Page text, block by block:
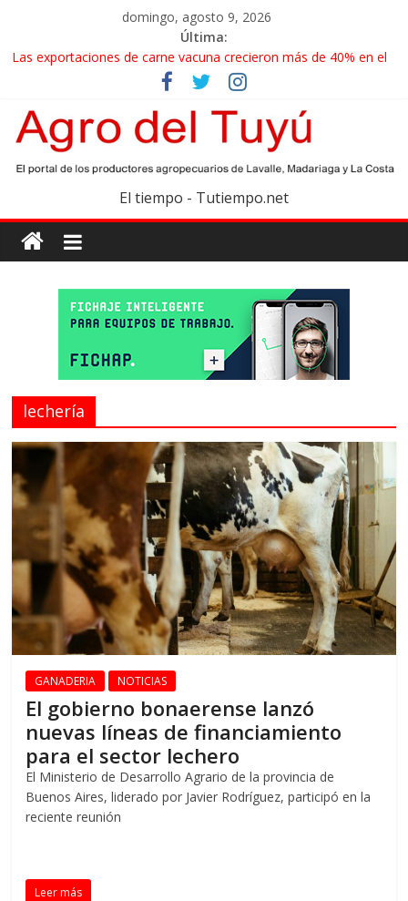
domingo, agosto 9, 2026
Última:
Las exportaciones de carne vacuna crecieron más de 40% en el
La miel, un motor de las economías regionales que enfrenta
nuevos desafíos para exportar
El gobierno bonaerense realizará un censo para actualizar el
mapa de la producción hortiflorícola
Las exportaciones agroindustriales anotaron un récord histórico
en el primer semestre
Maíz: estiman una cosecha récord de 71,5 millones de toneladas
El tiempo - Tutiempo.net
lechería
GANADERIA NOTICIAS
El gobierno bonaerense lanzó
nuevas líneas de financiamiento
para el sector lechero
El Ministerio de Desarrollo Agrario de la provincia de
Buenos Aires, liderado por Javier Rodríguez, participó en la
reciente reunión
Leer más